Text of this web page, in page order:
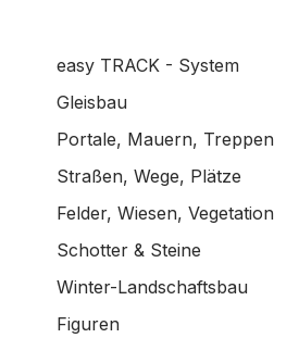
easy TRACK - System
Gleisbau
Portale, Mauern, Treppen
Straßen, Wege, Plätze
Felder, Wiesen, Vegetation
Schotter & Steine
Winter-Landschaftsbau
Figuren